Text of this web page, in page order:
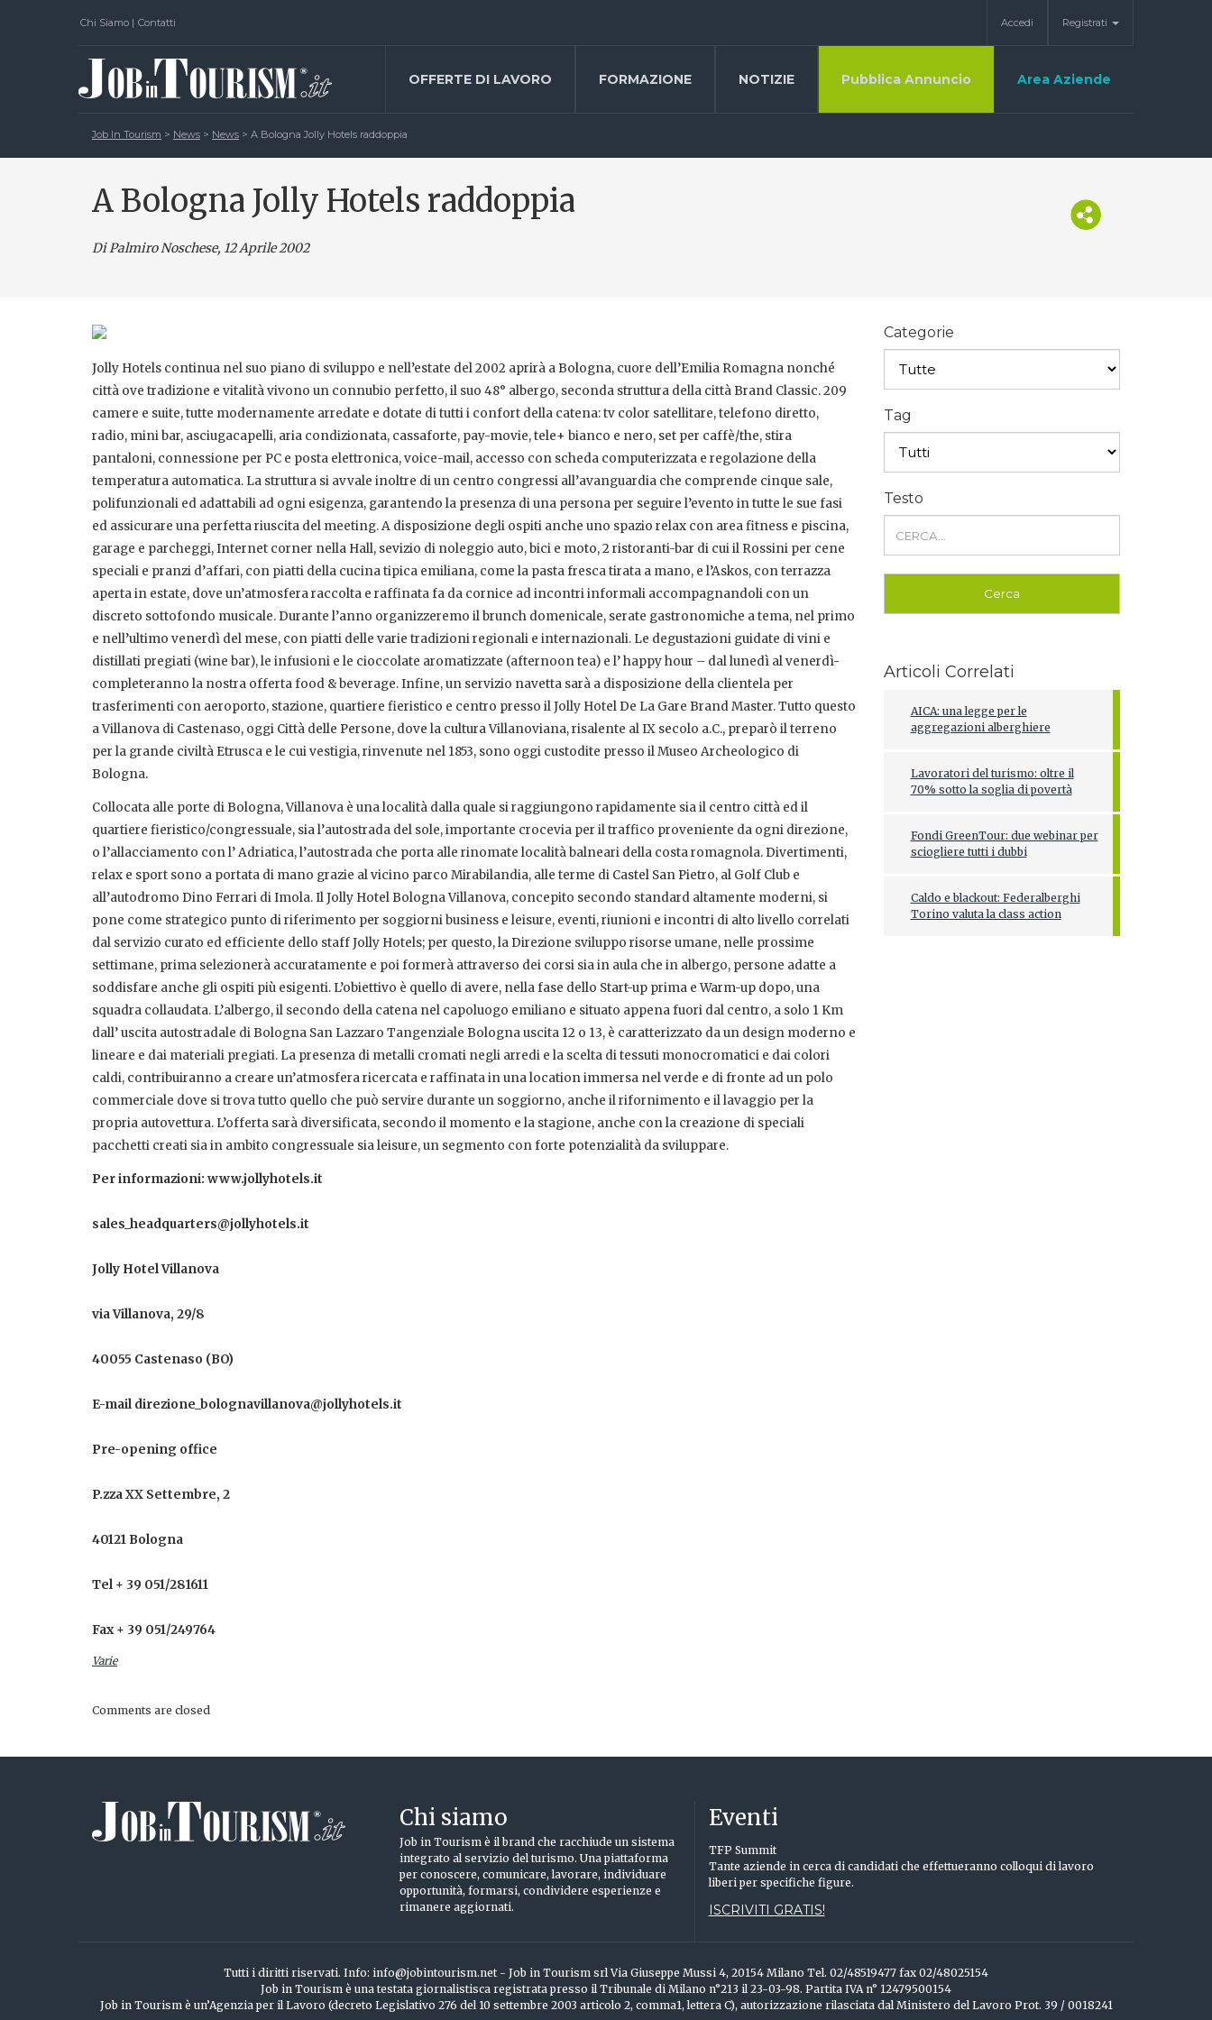
Chi Siamo | Contatti Accedi Registrati
OFFERTE DI LAVORO FORMAZIONE NOTIZIE Pubblica Annuncio Area Aziende
Job In Tourism > News > News > A Bologna Jolly Hotels raddoppia
A Bologna Jolly Hotels raddoppia
Di Palmiro Noschese, 12 Aprile 2002
Jolly Hotels continua nel suo piano di sviluppo e nell’estate del 2002 aprirà a Bologna, cuore dell’Emilia Romagna nonché
città ove tradizione e vitalità vivono un connubio perfetto, il suo 48° albergo, seconda struttura della città Brand Classic. 209
camere e suite, tutte modernamente arredate e dotate di tutti i confort della catena: tv color satellitare, telefono diretto,
radio, mini bar, asciugacapelli, aria condizionata, cassaforte, pay-movie, tele+ bianco e nero, set per caffè/the, stira
pantaloni, connessione per PC e posta elettronica, voice-mail, accesso con scheda computerizzata e regolazione della
temperatura automatica. La struttura si avvale inoltre di un centro congressi all’avanguardia che comprende cinque sale,
polifunzionali ed adattabili ad ogni esigenza, garantendo la presenza di una persona per seguire l’evento in tutte le sue fasi
ed assicurare una perfetta riuscita del meeting. A disposizione degli ospiti anche uno spazio relax con area fitness e piscina,
garage e parcheggi, Internet corner nella Hall, sevizio di noleggio auto, bici e moto, 2 ristoranti-bar di cui il Rossini per cene
speciali e pranzi d’affari, con piatti della cucina tipica emiliana, come la pasta fresca tirata a mano, e l’Askos, con terrazza
aperta in estate, dove un’atmosfera raccolta e raffinata fa da cornice ad incontri informali accompagnandoli con un
discreto sottofondo musicale. Durante l’anno organizzeremo il brunch domenicale, serate gastronomiche a tema, nel primo
e nell’ultimo venerdì del mese, con piatti delle varie tradizioni regionali e internazionali. Le degustazioni guidate di vini e
distillati pregiati (wine bar), le infusioni e le cioccolate aromatizzate (afternoon tea) e l’ happy hour – dal lunedì al venerdì-
completeranno la nostra offerta food & beverage. Infine, un servizio navetta sarà a disposizione della clientela per
trasferimenti con aeroporto, stazione, quartiere fieristico e centro presso il Jolly Hotel De La Gare Brand Master. Tutto questo
a Villanova di Castenaso, oggi Città delle Persone, dove la cultura Villanoviana, risalente al IX secolo a.C., preparò il terreno
per la grande civiltà Etrusca e le cui vestigia, rinvenute nel 1853, sono oggi custodite presso il Museo Archeologico di
Bologna.
Collocata alle porte di Bologna, Villanova è una località dalla quale si raggiungono rapidamente sia il centro città ed il
quartiere fieristico/congressuale, sia l’autostrada del sole, importante crocevia per il traffico proveniente da ogni direzione,
o l’allacciamento con l’ Adriatica, l’autostrada che porta alle rinomate località balneari della costa romagnola. Divertimenti,
relax e sport sono a portata di mano grazie al vicino parco Mirabilandia, alle terme di Castel San Pietro, al Golf Club e
all’autodromo Dino Ferrari di Imola. Il Jolly Hotel Bologna Villanova, concepito secondo standard altamente moderni, si
pone come strategico punto di riferimento per soggiorni business e leisure, eventi, riunioni e incontri di alto livello correlati
dal servizio curato ed efficiente dello staff Jolly Hotels; per questo, la Direzione sviluppo risorse umane, nelle prossime
settimane, prima selezionerà accuratamente e poi formerà attraverso dei corsi sia in aula che in albergo, persone adatte a
soddisfare anche gli ospiti più esigenti. L’obiettivo è quello di avere, nella fase dello Start-up prima e Warm-up dopo, una
squadra collaudata. L’albergo, il secondo della catena nel capoluogo emiliano e situato appena fuori dal centro, a solo 1 Km
dall’ uscita autostradale di Bologna San Lazzaro Tangenziale Bologna uscita 12 o 13, è caratterizzato da un design moderno e
lineare e dai materiali pregiati. La presenza di metalli cromati negli arredi e la scelta di tessuti monocromatici e dai colori
caldi, contribuiranno a creare un’atmosfera ricercata e raffinata in una location immersa nel verde e di fronte ad un polo
commerciale dove si trova tutto quello che può servire durante un soggiorno, anche il rifornimento e il lavaggio per la
propria autovettura. L’offerta sarà diversificata, secondo il momento e la stagione, anche con la creazione di speciali
pacchetti creati sia in ambito congressuale sia leisure, un segmento con forte potenzialità da sviluppare.
Per informazioni: www.jollyhotels.it
sales_headquarters@jollyhotels.it
Jolly Hotel Villanova
via Villanova, 29/8
40055 Castenaso (BO)
E-mail direzione_bolognavillanova@jollyhotels.it
Pre-opening office
P.zza XX Settembre, 2
40121 Bologna
Tel + 39 051/281611
Fax + 39 051/249764
Varie
Comments are closed
Categorie
Tag
Testo
Articoli Correlati
AICA: una legge per le
aggregazioni alberghiere
Lavoratori del turismo: oltre il
70% sotto la soglia di povertà
Fondi GreenTour: due webinar per
sciogliere tutti i dubbi
Caldo e blackout: Federalberghi
Torino valuta la class action
Chi siamo
Job in Tourism è il brand che racchiude un sistema
integrato al servizio del turismo. Una piattaforma
per conoscere, comunicare, lavorare, individuare
opportunità, formarsi, condividere esperienze e
rimanere aggiornati.
Eventi
TFP Summit
Tante aziende in cerca di candidati che effettueranno colloqui di lavoro
liberi per specifiche figure.
ISCRIVITI GRATIS!
Tutti i diritti riservati. Info: info@jobintourism.net - Job in Tourism srl Via Giuseppe Mussi 4, 20154 Milano Tel. 02/48519477 fax 02/48025154
Job in Tourism è una testata giornalistisca registrata presso il Tribunale di Milano n°213 il 23-03-98. Partita IVA n° 12479500154
Job in Tourism è un’Agenzia per il Lavoro (decreto Legislativo 276 del 10 settembre 2003 articolo 2, comma1, lettera C), autorizzazione rilasciata dal Ministero del Lavoro Prot. 39 / 0018241